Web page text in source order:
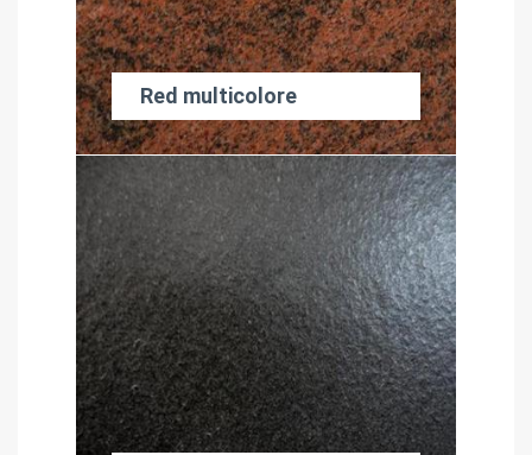
Red multicolore